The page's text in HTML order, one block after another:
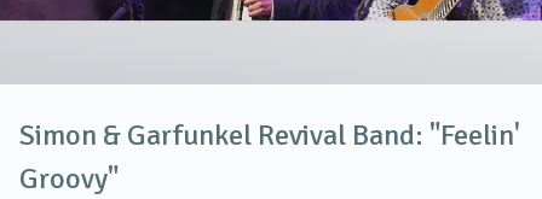
Simon & Garfunkel Revival Band: "Feelin'
Groovy"